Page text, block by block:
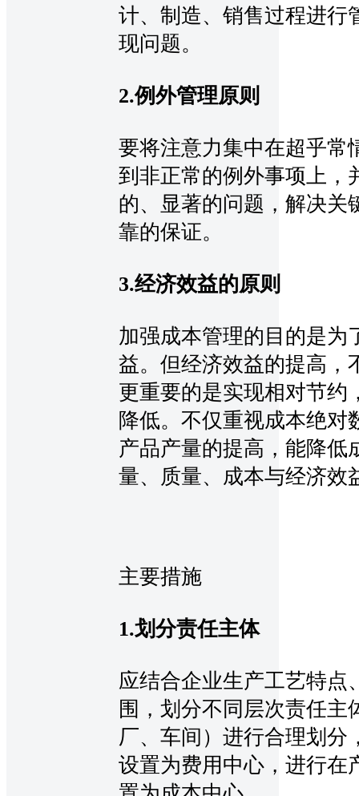
计、制造、销售过程进行
现问题。
2.例外管理原则
要将注意力集中在超乎常
到非正常的例外事项上，
的、显著的问题，解决关
靠的保证。
3.经济效益的原则
加强成本管理的目的是为
益。但经济效益的提高，
更重要的是实现相对节约
降低。不仅重视成本绝对
产品产量的提高，能降低
量、质量、成本与经济效
主要措施
1.划分责任主体
应结合企业生产工艺特点
围，划分不同层次责任
厂、车间）进行合理划分
设置为费用中心，进行在